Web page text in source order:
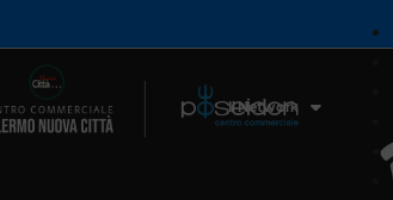
Il Network